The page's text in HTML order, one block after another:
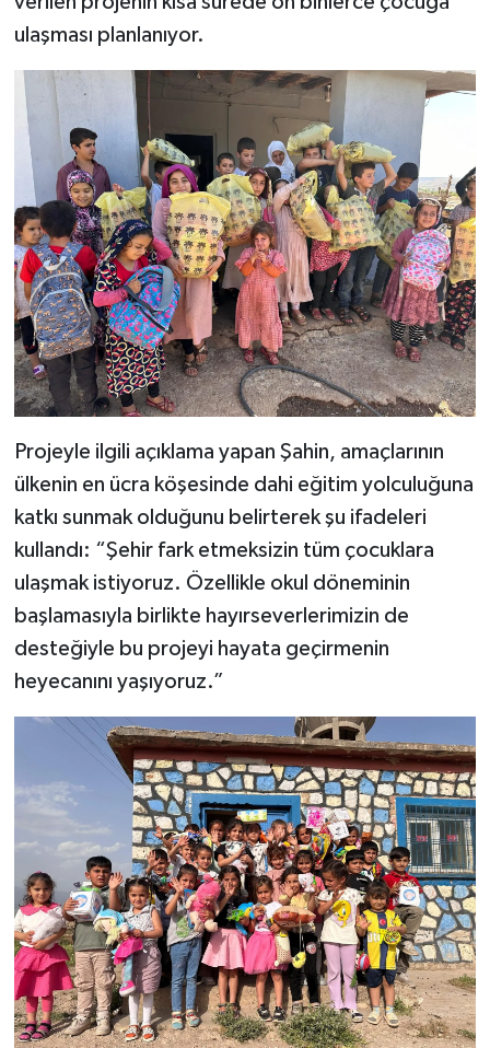
ulaşması planlanıyor.
Projeyle ilgili açıklama yapan Şahin, amaçlarının
ülkenin en ücra köşesinde dahi eğitim yolculuğuna
katkı sunmak olduğunu belirterek şu ifadeleri
kullandı: “Şehir fark etmeksizin tüm çocuklara
ulaşmak istiyoruz. Özellikle okul döneminin
başlamasıyla birlikte hayırseverlerimizin de
desteğiyle bu projeyi hayata geçirmenin
heyecanını yaşıyoruz.”